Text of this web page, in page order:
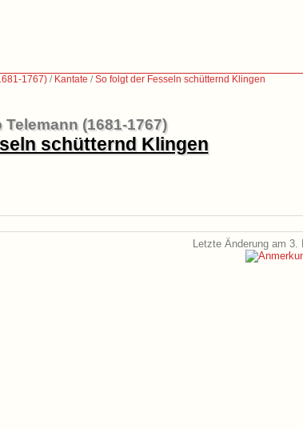
1767) / Kantate /So folgt der Fesseln schütternd Klingen
(1681-1767)
schütternd Klingen
Letzte Änderung am 3.